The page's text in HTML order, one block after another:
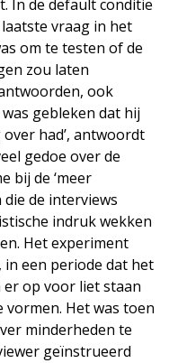
In de default conditie
vraag in het
om te testen of de
zou laten
ook
gebleken dat hij
had’, antwoordt
gedoe over de
bij de ‘meer
de interviews
indruk wekken
Het experiment
een periode dat het
er op voor liet staan
Het was toen
minderheden te
geïnstrueerd